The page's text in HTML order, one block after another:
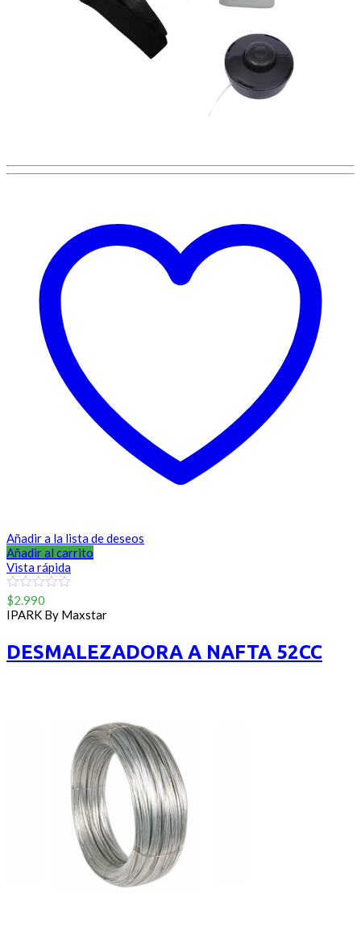
Añadir a la lista de deseos
Añadir al carrito
Vista rápida
0
out
of
$2.990
IPARK By Maxstar
DESMALEZADORA A NAFTA 52CC